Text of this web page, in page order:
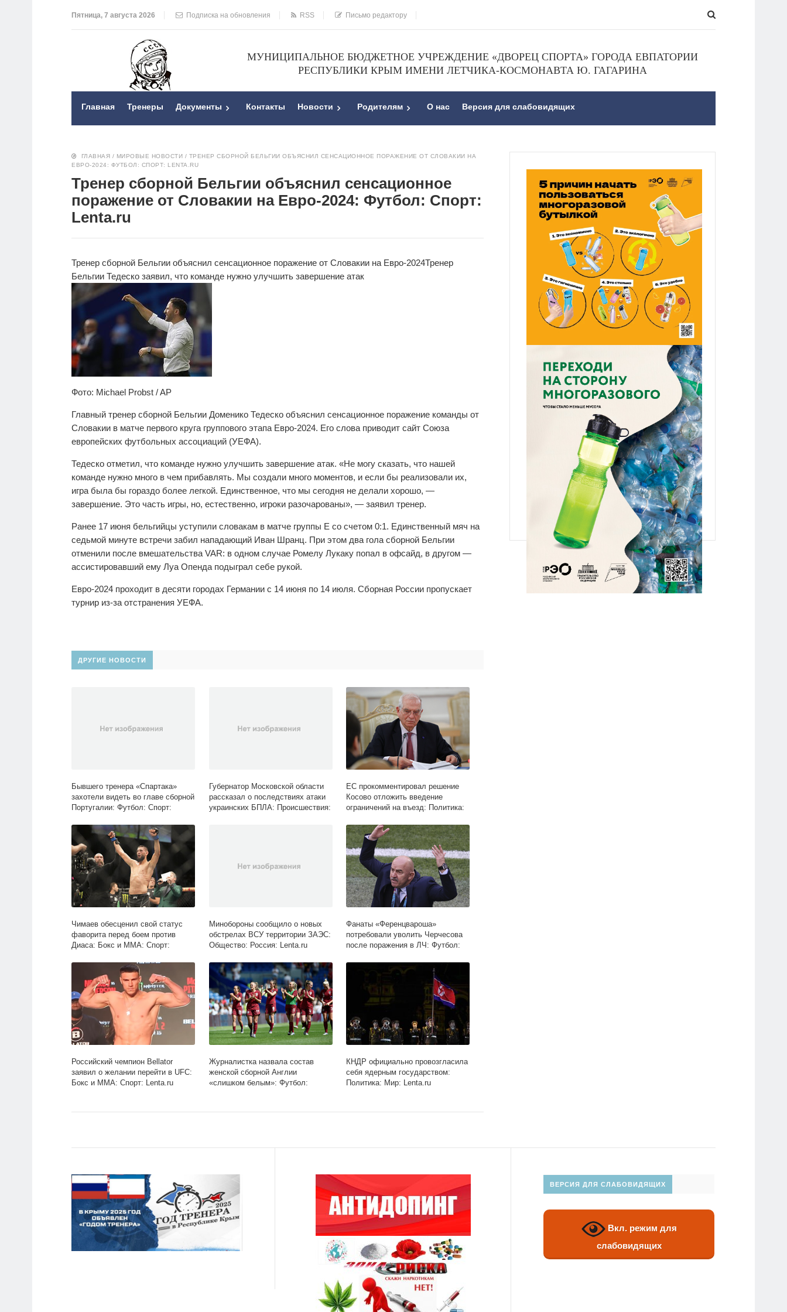
Пятница, 7 августа 2026 Подписка на обновления RSS Письмо редактору
МУНИЦИПАЛЬНОЕ БЮДЖЕТНОЕ УЧРЕЖДЕНИЕ «ДВОРЕЦ СПОРТА» ГОРОДА ЕВПАТОРИИ
РЕСПУБЛИКИ КРЫМ ИМЕНИ ЛЕТЧИКА-КОСМОНАВТА Ю. ГАГАРИНА
Главная Тренеры Документы Контакты Новости Родителям О нас Версия для слабовидящих
ГЛАВНАЯ / МИРОВЫЕ НОВОСТИ / ТРЕНЕР СБОРНОЙ БЕЛЬГИИ ОБЪЯСНИЛ СЕНСАЦИОННОЕ ПОРАЖЕНИЕ ОТ СЛОВАКИИ НА
ЕВРО-2024: ФУТБОЛ: СПОРТ: LENTA.RU
Тренер сборной Бельгии объяснил сенсационное
поражение от Словакии на Евро-2024: Футбол: Спорт:
Lenta.ru
Тренер сборной Бельгии объяснил сенсационное поражение от Словакии на Евро-2024Тренер
Бельгии Тедеско заявил, что команде нужно улучшить завершение атак
Фото: Michael Probst / AP
Главный тренер сборной Бельгии Доменико Тедеско объяснил сенсационное поражение команды от
Словакии в матче первого круга группового этапа Евро-2024. Его слова приводит сайт Союза
европейских футбольных ассоциаций (УЕФА).
Тедеско отметил, что команде нужно улучшить завершение атак. «Не могу сказать, что нашей
команде нужно много в чем прибавлять. Мы создали много моментов, и если бы реализовали их,
игра была бы гораздо более легкой. Единственное, что мы сегодня не делали хорошо, —
завершение. Это часть игры, но, естественно, игроки разочарованы», — заявил тренер.
Ранее 17 июня бельгийцы уступили словакам в матче группы E со счетом 0:1. Единственный мяч на
седьмой минуте встречи забил нападающий Иван Шранц. При этом два гола сборной Бельгии
отменили после вмешательства VAR: в одном случае Ромелу Лукаку попал в офсайд, в другом —
ассистировавший ему Луа Опенда подыграл себе рукой.
Евро-2024 проходит в десяти городах Германии с 14 июня по 14 июля. Сборная России пропускает
турнир из-за отстранения УЕФА.
ДРУГИЕ НОВОСТИ
Бывшего тренера «Спартака»
захотели видеть во главе сборной
Португалии: Футбол: Спорт:
Губернатор Московской области
рассказал о последствиях атаки
украинских БПЛА: Происшествия:
ЕС прокомментировал решение
Косово отложить введение
ограничений на въезд: Политика:
Чимаев обесценил свой статус
фаворита перед боем против
Диаса: Бокс и ММА: Спорт:
Минобороны сообщило о новых
обстрелах ВСУ территории ЗАЭС:
Общество: Россия: Lenta.ru
Фанаты «Ференцвароша»
потребовали уволить Черчесова
после поражения в ЛЧ: Футбол:
Российский чемпион Bellator
заявил о желании перейти в UFC:
Бокс и ММА: Спорт: Lenta.ru
Журналистка назвала состав
женской сборной Англии
«слишком белым»: Футбол:
КНДР официально провозгласила
себя ядерным государством:
Политика: Мир: Lenta.ru
ВЕРСИЯ ДЛЯ СЛАБОВИДЯЩИХ
Вкл. режим для
слабовидящих